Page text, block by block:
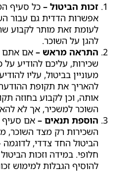
זכות הביטול – כל סעיף
אפשרות הדדית גם עבור
לעומת זאת מותר לקבוע
להגן על השוכר.
התראה מראש – אם אתם
להאריך את תקופת
אותה, וכן לקבוע בחוזה
השוכר למשכיר, אך לא
הוספת תנאים – אם סעיף
השכירות רק מצד השוכר,
הביטול החד צדדי,
חלופי. במידה וזכות
להוסיף הגבלות למימוש